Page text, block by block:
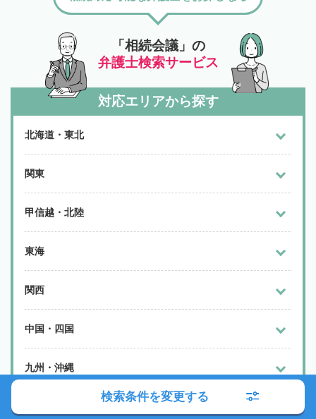
「相続会議」の
弁護士検索サービス
対応エリアから探す
北海道・東北
関東
甲信越・北陸
東海
関西
中国・四国
九州・沖縄
検索条件を変更する